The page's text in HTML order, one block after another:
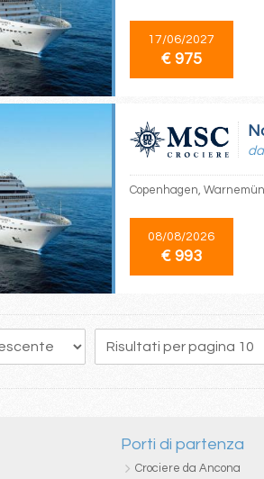
17/06/2027
€ 975
da
Copenhagen,
08/08/2026
€ 993
17 19 20 21 22
Porti di partenza
Crociere da Ancona